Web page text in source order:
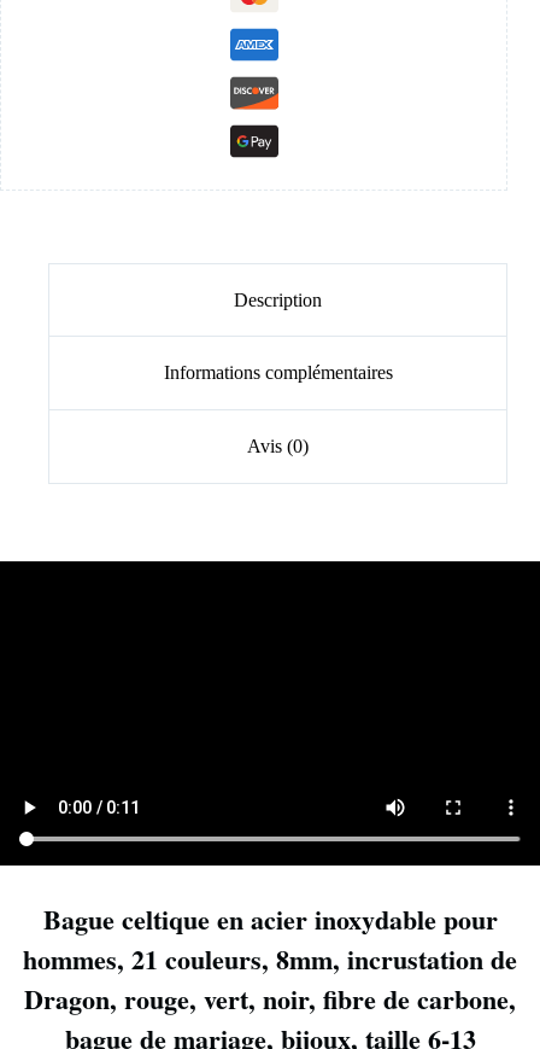
Description
Informations complémentaires
Avis (0)
Bague celtique en acier inoxydable pour
hommes, 21 couleurs, 8mm, incrustation de
Dragon, rouge, vert, noir, fibre de carbone,
bague de mariage, bijoux, taille 6-13